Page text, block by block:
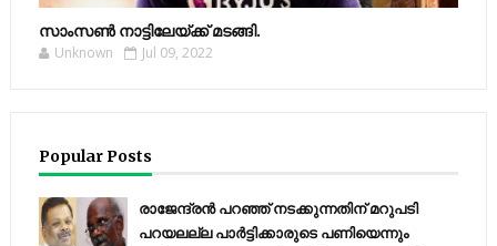
സാംസണ്‍ നാട്ടിലേയ്‌ക്ക് മടങ്ങി.
Unknown Jul 09, 2022
Popular Posts
രാജേന്ദ്രന്‍ പറഞ്ഞ് നടക്കുന്നതിന് മറുപടി
പറയലല്ല പാര്‍ട്ടിക്കാരുടെ പണിയെന്നും